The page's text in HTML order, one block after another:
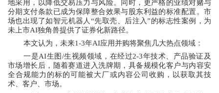
地采用，以降低交易压力与风险。同时，更严格的业绩对赌与
分期支付条款已成为保障整合效果与股东利益的标准配置。市
场也出现了如智元机器人 “先取壳、后注入”的标志性案例，为
未上市AI独角兽提供了证券化新路径。
本文认为，未来1-3年AI应用并购将聚焦几大热点领域：
一是AI生图 /生视频领域，在经过2-3年技术、产品验证及
市场增长后，随着赛道进入洗牌期，具备规模化客户与内容安
全合规能力的标的可能被大厂或内容公司收购，以获取其技
术、客户、市场。